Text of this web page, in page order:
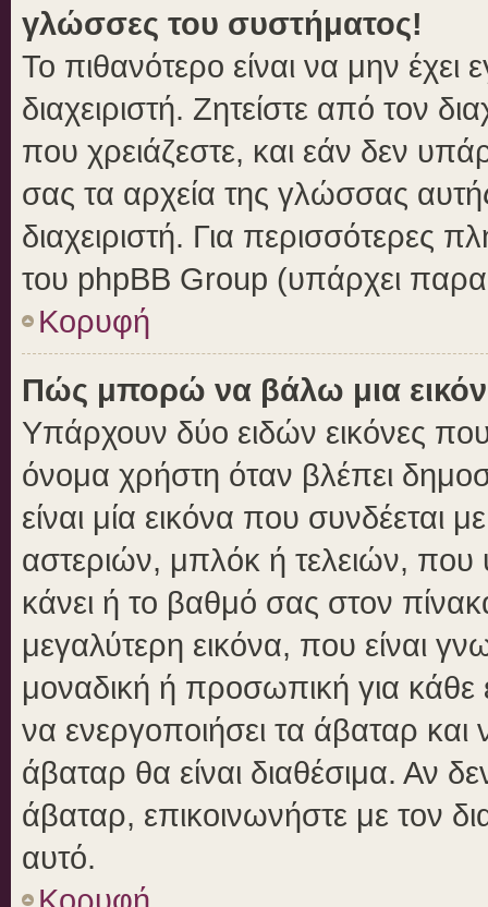
γλώσσες του συστήματος!
Το πιθανότερο είναι να μην
διαχειριστή. Ζητείστε από τον
που χρειάζεστε, και εάν δεν
σας τα αρχεία της γλώσσας
διαχειριστή. Για περισσότερες
του phpBB Group (υπάρχει
Κορυφή
Πώς μπορώ να βάλω μια
Υπάρχουν δύο ειδών εικόνες
όνομα χρήστη όταν βλέπει
είναι μία εικόνα που
αστεριών, μπλόκ ή τελειών, που
κάνει ή το βαθμό σας στον
μεγαλύτερη εικόνα, που είναι
μοναδική ή προσωπική για κάθε
να ενεργοποιήσει τα άβαταρ και
άβαταρ θα είναι διαθέσιμα. Αν
άβαταρ, επικοινωνήστε με τον
αυτό.